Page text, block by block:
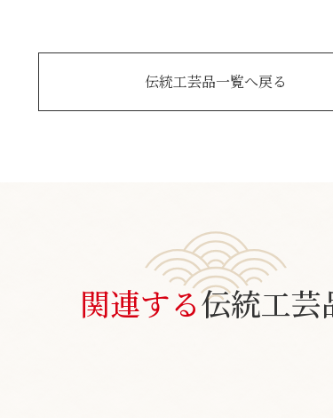
伝統工芸品一覧へ戻る
関連する伝統工芸